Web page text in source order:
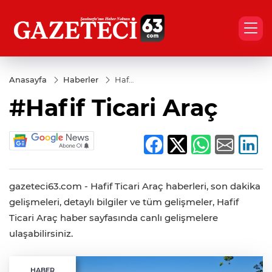
Anasayfa Haberler
Hafif
#Hafif Ticari Araç
gazeteci63.com - Hafif Ticari Araç haberleri, son dakika
gelişmeleri, detaylı bilgiler ve tüm gelişmeler, Hafif
Ticari Araç haber sayfasında canlı gelişmelere
ulaşabilirsiniz.